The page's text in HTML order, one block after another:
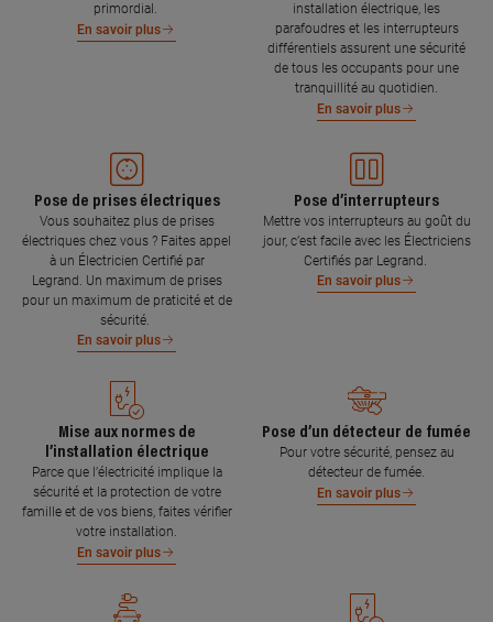
primordial.
En savoir plus
installation électrique, les
parafoudres et les interrupteurs
différentiels assurent une sécurité
de tous les occupants pour une
tranquillité au quotidien.
En savoir plus
Pose de prises électriques
Vous souhaitez plus de prises
électriques chez vous ? Faites appel
à un Électricien Certifié par
Legrand. Un maximum de prises
pour un maximum de praticité et de
sécurité.
En savoir plus
Pose d’interrupteurs
Mettre vos interrupteurs au goût du
jour, c’est facile avec les Électriciens
Certifiés par Legrand.
En savoir plus
Mise aux normes de
l’installation électrique
Parce que l’électricité implique la
sécurité et la protection de votre
famille et de vos biens, faites vérifier
votre installation.
En savoir plus
Pose d’un détecteur de fumée
Pour votre sécurité, pensez au
détecteur de fumée.
En savoir plus